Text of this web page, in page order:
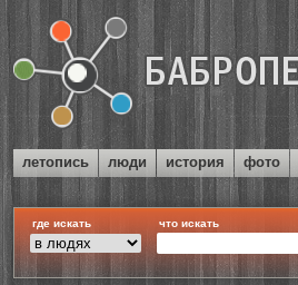
летопись люди история фото
где искать что искать